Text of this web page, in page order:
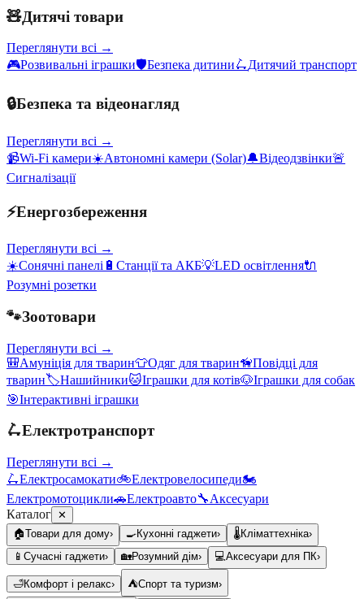
🧸Дитячі товари
Переглянути всі →
🎮Розвивальні іграшки🛡️Безпека дитини🛴Дитячий транспорт
🔒Безпека та відеонагляд
Переглянути всі →
📹Wi-Fi камери☀️Автономні камери (Solar)🔔Відеодзвінки🚨
Сигналізації
⚡Енергозбереження
Переглянути всі →
☀️Сонячні панелі 🔋 Станції та АКБ💡LED освітлення🔌
Розумні розетки
🐾Зоотовари
Переглянути всі →
🎒Амуніція для тварин👕Одяг для тварин🦮Повідці для
тварин🏷️Нашийники🐱Іграшки для котів🐶Іграшки для собак
🎯Інтерактивні іграшки
🛴Електротранспорт
Переглянути всі →
🛴Електросамокати🚲Електровелосипеди🏍️
Електромотоцикли🚗Електроавто🔧Аксесуари
Каталог ✕
🏠Товари для дому› 🍳Кухонні гаджети› 🌡️Кліматтехніка›
📱 Сучасні гаджети› 🏡Розумний дім› 💻Аксесуари для ПК›
🛁Комфорт і релакс› ⛺Спорт та туризм›